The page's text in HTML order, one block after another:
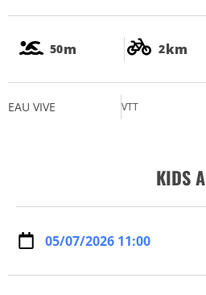
50m 2km
EAU VIVE VTT
KIDS A
05/07/2026 11:00